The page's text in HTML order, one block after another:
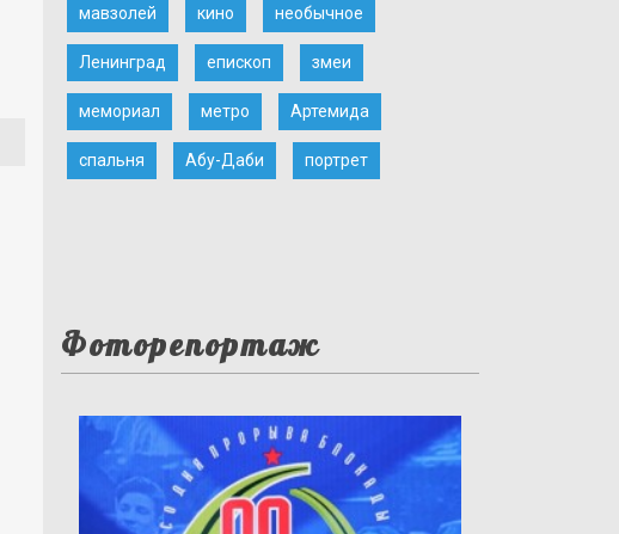
мавзолей кино необычное
Ленинград епископ змеи
мемориал метро Артемида
спальня Абу-Даби портрет
Фоторепортаж